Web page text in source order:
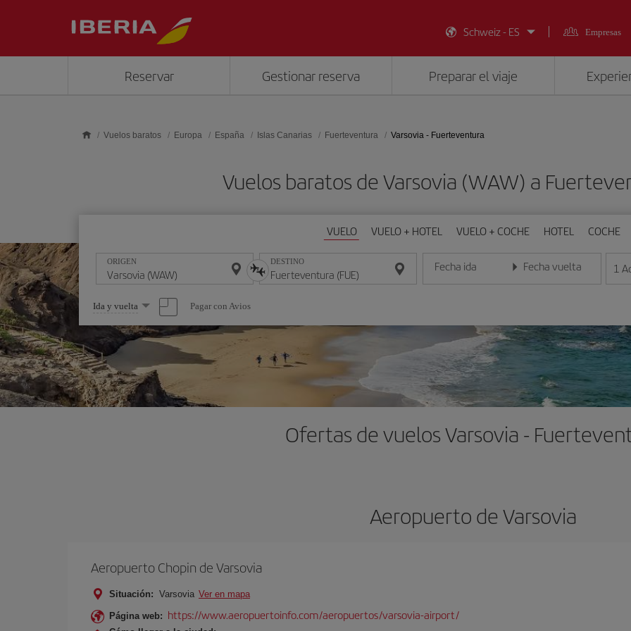
Schweiz - ES
Empresas
Reservar Gestionar reserva Preparar el viaje
Vuelos baratos Europa España Islas Canarias Fuerteventura Varsovia - Fuerteventura
Vuelos baratos de Varsovia (WAW) a
VUELO VUELO + HOTEL VUELO + COCHE HOTEL COCHE
ORIGEN DESTINO Fecha ida
Introduce la fecha en formato día/mes/año
Fecha vuelta
Introduce la fecha en 1
Seleccione
una
opción
Ida y vuelta Pagar con Avios
Ofertas de vuelos Varsovia -
Aeropuerto de Varsovia
Aeropuerto Chopin de Varsovia
Situación: Varsovia Ver en mapa
Página web: https://www.aeropuertoinfo.com/aeropuertos/varsovia-airport/